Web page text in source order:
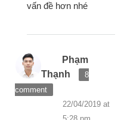
vấn đề hơn nhé
Phạm
Thạnh
8
comment
22/04/2019 at